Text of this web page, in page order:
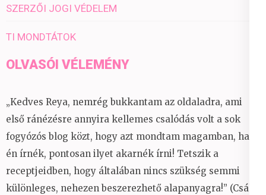
SZERZŐI JOGI VÉDELEM
TI MONDTÁTOK
OLVASÓI VÉLEMÉNY
„Kedves Reya, nemrég bukkantam az oldaladra, ami
első ránézésre annyira kellemes csalódás volt a sok
fogyózós blog közt, hogy azt mondtam magamban, ha
én írnék, pontosan ilyet akarnék írni! Tetszik a
receptjeidben, hogy általában nincs szükség semmi
különleges, nehezen beszerezhető alapanyagra!” (Csáky